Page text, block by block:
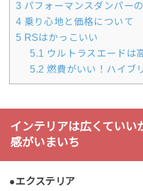
3 パフォーマンスダンパー
4 乗り心地と価格について
5 RSはかっこいい
5.1 ウルトラスエードは
5.2 燃費がいい！ハイブ
インテリアは広くていい
感がいまいち
●エクステリア